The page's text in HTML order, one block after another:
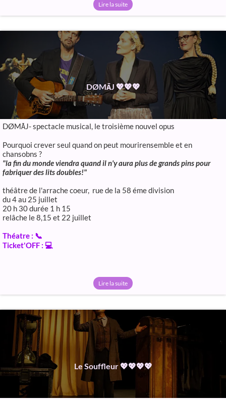
Lire la suite
DØMĀJ 💖💖💖
DØMĀJ- spectacle musical, le troisième nouvel opus
Pourquoi crever seul quand on peut mourirensemble et en
chansobns ?
"la fin du monde viendra quand il n'y aura plus de grands pins pour
fabriquer des lits doubles!"
théâtre de l'arrache coeur, rue de la 58 éme division
du 4 au 25 juillet
20 h 30 durée 1 h 15
relâche le 8,15 et 22 juillet
Théatre : 📞
Ticket'OFF : 💻
Lire la suite
Le Souffleur 💖💖💖💖